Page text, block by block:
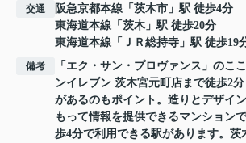
交通 阪急京都本線 「 茨木市 」駅 徒歩4分
東海道本線 「 茨木 」駅 徒歩20分
東海道本線 「 ＪＲ総持寺 」駅 徒歩19
備考
「エク・サン・プロヴァンス」のこ
ンイレブン 茨木宮元町店まで徒歩2
があるのもポイント。造りとデザイ
もって情報を提供できるマンション
歩4分で利用できる駅があります。茨